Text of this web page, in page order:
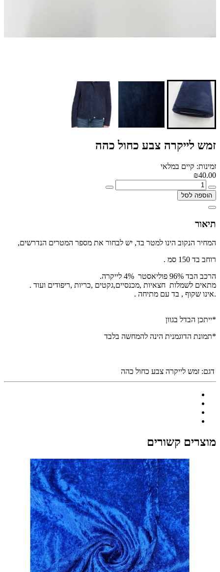
זמש לייקרה צבע כחול כהה
זמינות: קיים במלאי
₪40.00
הוספה לסל
תיאור
המחיר הנקוב הינו למטר בד, יש לבחור את מספר המטרים הנדרשים,
רוחב בד 150 סמ .
הרכב הבד 96% פוליאסטר 4% לייקרה.
מתאים לשמלות חצאיות ,מכנסיים,גקטים ,כריות ,ריפודים ועוד .
.אינו שקוף , בד עם מתיחה .
*ייתכן הבדל בגוון
*תמונת הדוגמנית הינה להמחשה בלבד
דגם: זמש לייקרה צבע כחול כהה
מוצרים קשורים